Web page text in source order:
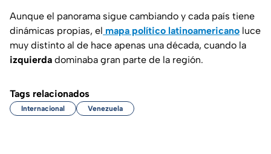
Aunque el panorama sigue cambiando y cada país tiene
dinámicas propias, el mapa político latinoamericano luce
muy distinto al de hace apenas una década, cuando la
izquierda dominaba gran parte de la región.
Tags relacionados
Internacional Venezuela